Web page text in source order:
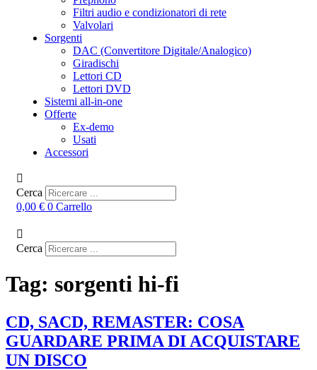
Filtri audio e condizionatori di rete
Valvolari
Sorgenti
DAC (Convertitore Digitale/Analogico)
Giradischi
Lettori CD
Lettori DVD
Sistemi all-in-one
Offerte
Ex-demo
Usati
Accessori
Cerca
0,00 € 0 Carrello
Cerca
Tag: sorgenti hi-fi
CD, SACD, REMASTER: COSA
GUARDARE PRIMA DI ACQUISTARE
UN DISCO